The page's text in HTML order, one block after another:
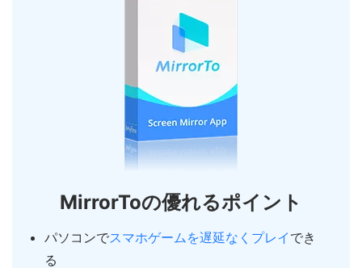
MirrorToの優れるポイント
パソコンでスマホゲームを遅延なくプレイ でき
る